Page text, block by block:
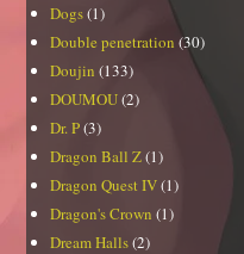
Dogs(1)
Double penetration (30)
Doujin (133)
DOUMOU(2)
Dr. P(3)
Dragon Ball Z(1)
Dragon Quest IV(1)
Dragon's Crown (1)
Dream Halls(2)